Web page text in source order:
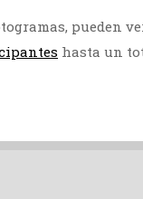
pueden
hasta un